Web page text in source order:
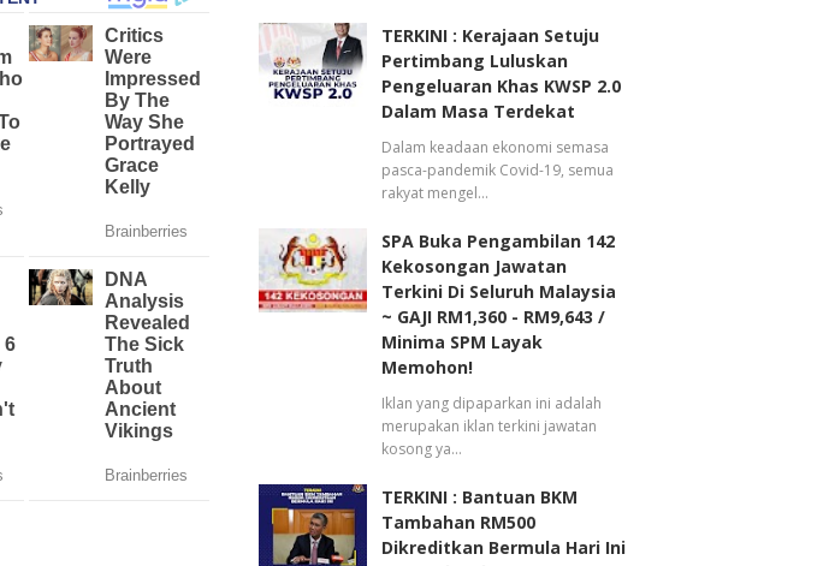
TERKINI : Kerajaan Setuju
Pertimbang Luluskan
Pengeluaran Khas KWSP 2.0
Dalam Masa Terdekat
Dalam keadaan ekonomi semasa
pasca-pandemik Covid-19, semua
rakyat mengel…
SPA Buka Pengambilan 142
Kekosongan Jawatan
Terkini Di Seluruh Malaysia
~ GAJI RM1,360 - RM9,643 /
Minima SPM Layak
Memohon!
Iklan yang dipaparkan ini adalah
merupakan iklan terkini jawatan
kosong ya…
TERKINI : Bantuan BKM
Tambahan RM500
Dikreditkan Bermula Hari Ini